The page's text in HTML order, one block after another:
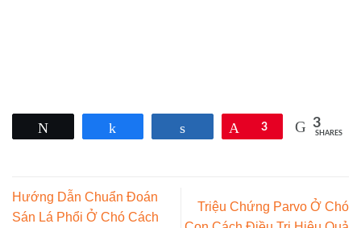
Pin
3 3
SHARES
Hướng Dẫn Chuẩn Đoán
Sán Lá Phổi Ở Chó Cách
Triệu Chứng Parvo Ở Chó